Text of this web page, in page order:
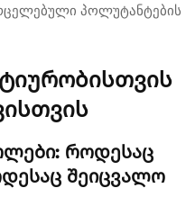
პოლუტანტების
როდესაც
შეიცვალო